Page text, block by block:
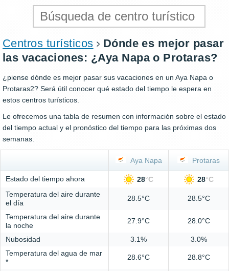
Centros turísticos
Dónde es mejor pasar
las vacaciones: ¿Aya Napa o Protaras?
¿piense dónde es mejor pasar sus vacaciones en un Aya Napa o
Protaras2? Será útil conocer qué estado del tiempo le espera en
estos centros turísticos.
Le ofrecemos una tabla de resumen con información sobre el estado
del tiempo actual y el pronóstico del tiempo para las próximas dos
semanas.
Aya Napa Protaras
Estado del tiempo ahora 28°C 28°C
Temperatura del aire durante
el día
28.5°C 28.5°C
Temperatura del aire durante
la noche
27.9°C 28.0°C
Nubosidad 3.1%
3.0%
Temperatura del agua de mar
*
28.6°C 28.8°C